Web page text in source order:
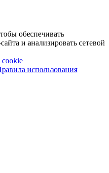
обеспечивать
и анализировать сетевой
cookie
использования